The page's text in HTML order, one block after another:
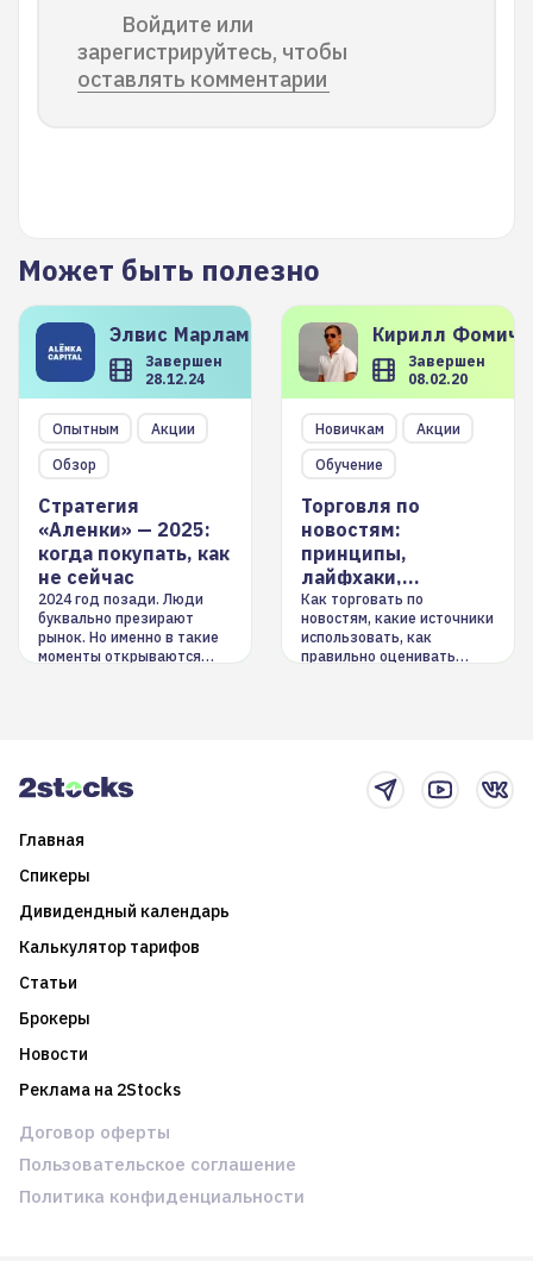
Войдите или
зарегистрируйтесь, чтобы
оставлять комментарии
Может быть полезно
Элвис Марламов
Завершен
28.12.24
Опытным
Акции
Обзор
Стратегия
«Аленки» — 2025:
когда покупать, как
не сейчас
2024 год позади. Люди
буквально презирают
рынок. Но именно в такие
моменты открываются
Кирилл
Завершен
08.02.20
Новичкам
Акции
Обучение
Торговля по
новостям:
принципы,
лайфхаки,
инструменты
Как торговать по
новостям, какие источники
использовать, как
правильно оценивать
Главная
Спикеры
Дивидендный календарь
Калькулятор тарифов
Статьи
Брокеры
Новости
Реклама на 2Stocks
Договор оферты
Пользовательское соглашение
Политика конфиденциальности